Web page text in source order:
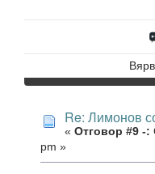
Re: Лимонов
« Отговор #9 -:
pm »